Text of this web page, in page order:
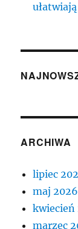
ARCHIWA
lipiec
maj 2026
kwiecień
marzec